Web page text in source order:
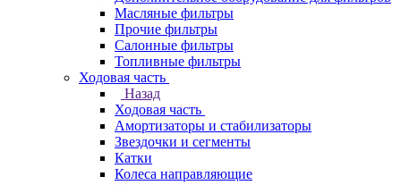
Масляные фильтры
Прочие фильтры
Салонные фильтры
Топливные фильтры
Ходовая часть
Назад
Ходовая часть
Амортизаторы и стабилизаторы
Звездочки и сегменты
Катки
Колеса направляющие